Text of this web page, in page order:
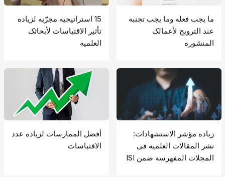
ما یجب فعله وما یجب تجنبه
عند الترویج لأعمالک
المنشوره
15 استراتیجیه مجرّبه لزیاده
تأثیر الاقتباسات لأبحاثک
العلمیه
زیاده مؤشر الاستشهادات:
نشر المقالات العلمیه فی
المجلات المفهرسه ضمن ISI
أفضل الممارسات لزیاده عدد
الاقتباسات